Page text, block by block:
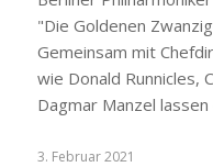
"Die Goldenen
Gemeinsam mit
wie Donald Runnicles,
Dagmar Manzel
3. Februar 2021